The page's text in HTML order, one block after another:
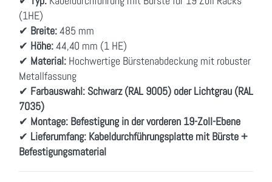
(1HE)
✔ Breite:485 mm
✔ Höhe:44,40 mm (1 HE)
✔ Material: Hochwertige Bürstenabdeckung mit robuster
Metallfassung
✔ Farbauswahl: Schwarz (RAL 9005) oder Lichtgrau (RAL
7035)
✔ Montage: Befestigung in der vorderen 19-Zoll-Ebene
✔ Lieferumfang: Kabeldurchführungsplatte mit Bürste +
Befestigungsmaterial